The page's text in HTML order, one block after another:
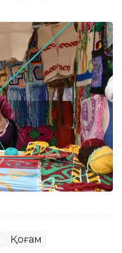
Қоғам